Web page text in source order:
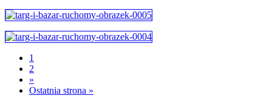
1
2
»
Ostatnia strona »